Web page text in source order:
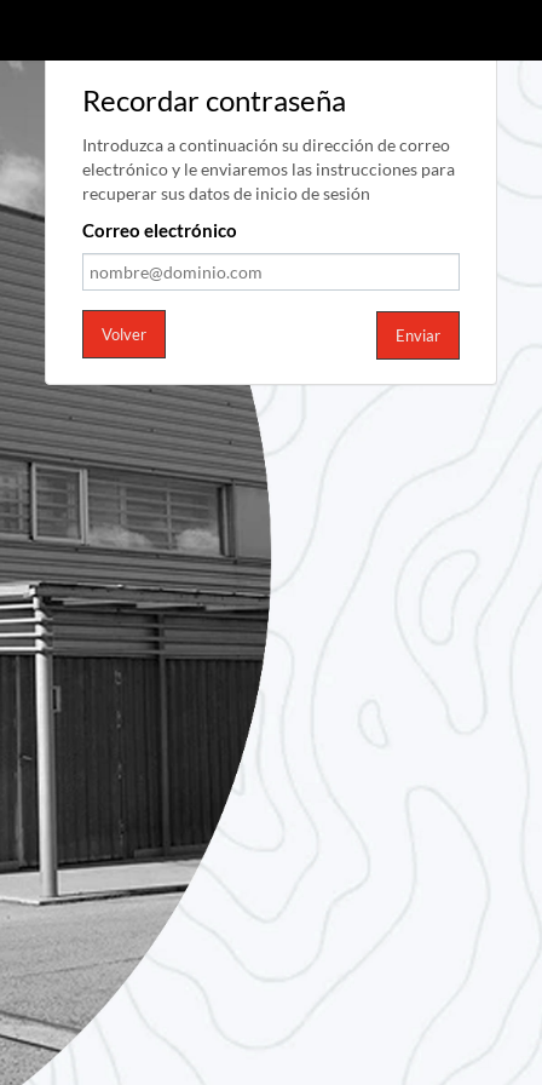
Recordar contraseña
Introduzca a continuación su dirección de correo
electrónico y le enviaremos las instrucciones para
recuperar sus datos de inicio de sesión
Correo electrónico
Volver